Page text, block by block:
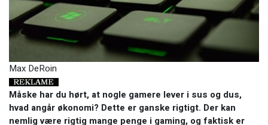
Max DeRoin
Måske har du hørt, at nogle gamere lever i sus og dus,
hvad angår økonomi? Dette er ganske rigtigt. Der kan
nemlig være rigtig mange penge i gaming, og faktisk er